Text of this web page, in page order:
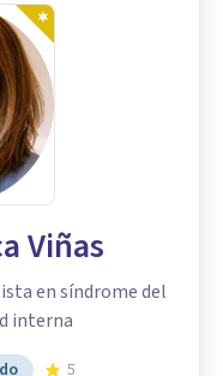
Viñas
en síndrome del
interna
5